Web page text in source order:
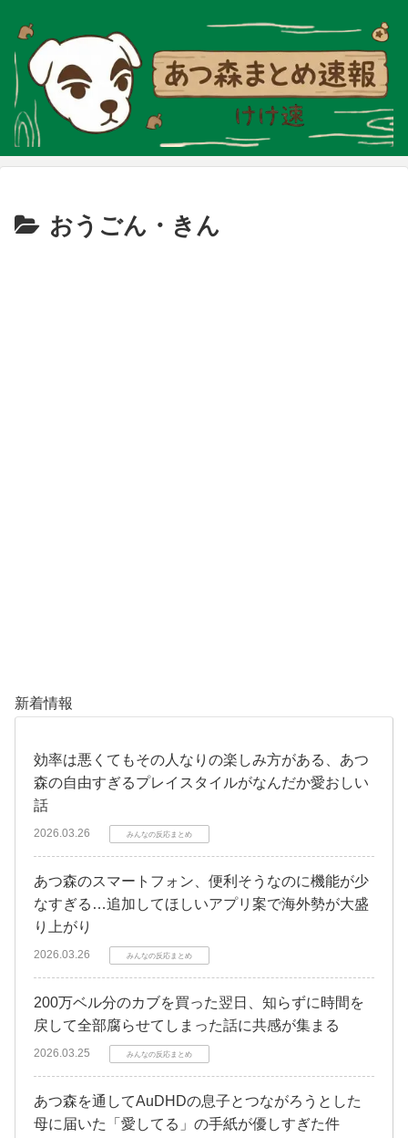
おうごん・きん
新着情報
効率は悪くてもその人なりの楽しみ方がある、あつ
森の自由すぎるプレイスタイルがなんだか愛おしい
話
2026.03.26 みんなの反応まとめ
あつ森のスマートフォン、便利そうなのに機能が少
なすぎる…追加してほしいアプリ案で海外勢が大盛
り上がり
2026.03.26 みんなの反応まとめ
200万ベル分のカブを買った翌日、知らずに時間を
戻して全部腐らせてしまった話に共感が集まる
2026.03.25 みんなの反応まとめ
あつ森を通してAuDHDの息子とつながろうとした
母に届いた「愛してる」の手紙が優しすぎた件